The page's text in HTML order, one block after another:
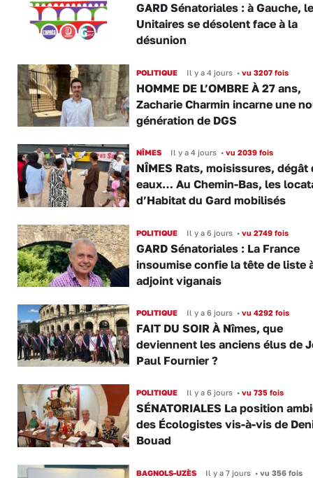
GARD Sénatoriales : à Gauche,
Unitaires se désolent face à la
désunion
POLITIQUE Il y a 4 jours •vu 3207 fois
HOMME DE L’OMBRE À 27 ans,
Zacharie Charmin incarne une
génération de DGS
NÎMES Il y a 4 jours •vu 2039 fois
NÎMES Rats, moisissures, dégât
eaux… Au Chemin-Bas, les
d’Habitat du Gard mobilisés
POLITIQUE Il y a 6 jours •vu 2749 fois
GARD Sénatoriales : La France
insoumise confie la tête de liste
adjoint viganais
POLITIQUE Il y a 6 jours •vu 4292 fois
FAIT DU SOIR À Nîmes, que
deviennent les anciens élus de
Paul Fournier ?
POLITIQUE Il y a 6 jours •vu 735 fois
SÉNATORIALES La position
des Écologistes vis-à-vis de
Bouad
BAGNOLS-UZÈS Il y a 7 jours •vu 356 fois